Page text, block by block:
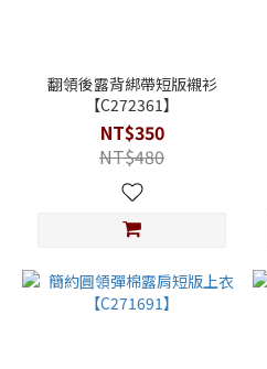
翻領後露背綁帶短版襯衫
【C272361】
NT$350
NT$480